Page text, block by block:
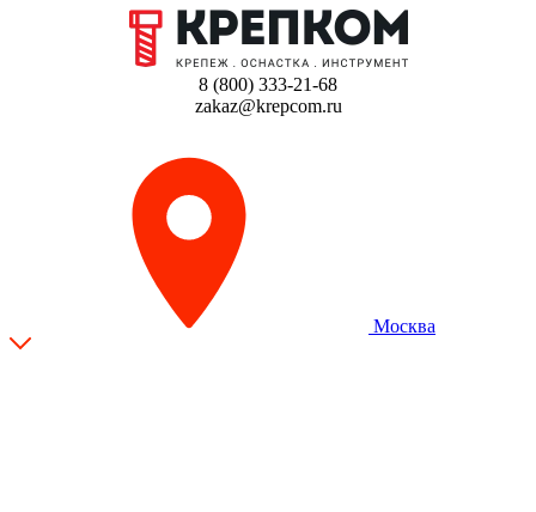
8 (800) 333-21-68
zakaz@krepcom.ru
Москва